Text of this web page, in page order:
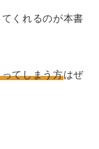
くれるのが本書
てしまう方はぜ